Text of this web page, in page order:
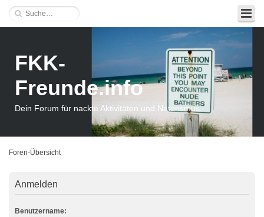
FKK-
Freunde.info
Dein Forum für nackte Aktivitäten und Naturismus
Foren-Übersicht
Anmelden
Benutzername: